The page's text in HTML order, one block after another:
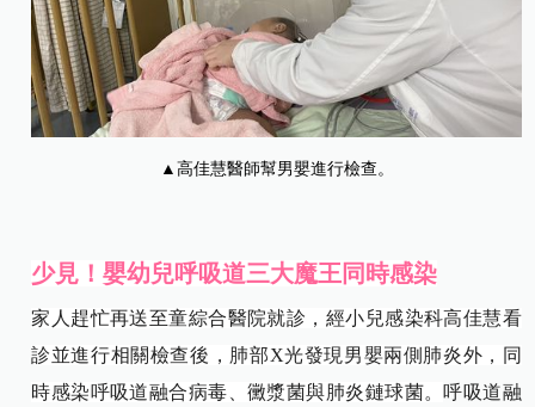
▲高佳慧醫師幫男嬰進行檢查。
少見 ！嬰幼兒呼吸道三大魔王同時感染
家人趕忙再送至童綜合醫院就診，經小兒感染科高佳慧看
診並進行相關檢查後，肺部X光發現男嬰兩側肺炎外，同
時感染呼吸道融合病毒、黴漿菌與肺炎鏈球菌。 呼吸道融